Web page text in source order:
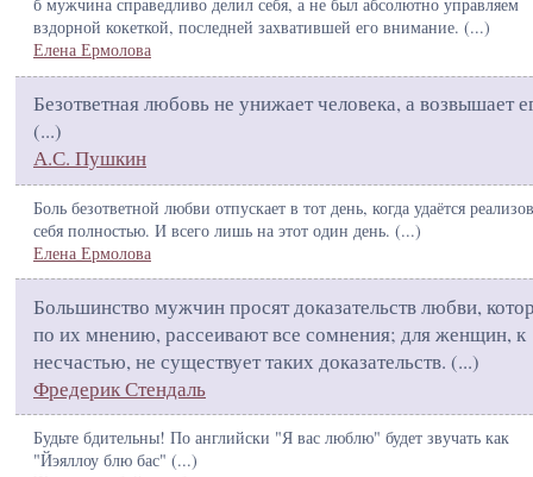
б мужчина справедливо делил себя, а не был абсолютно управляем
вздорной кокеткой, последней захватившей его внимание. (...)
Елена Ермолова
Безответная любовь не унижает человека, а возвышает
(...)
А.С. Пушкин
Боль безответной любви отпускает в тот день, когда удаётся
себя полностью. И всего лишь на этот один день. (...)
Елена Ермолова
Большинство мужчин просят доказательств любви,
по их мнению, рассеивают все сомнения; для женщин, к
несчастью, не существует таких доказательств. (...)
Фредерик Стендаль
Будьте бдительны! По английски "Я вас люблю" будет звучать как
"Йэяллоу блю бас" (...)